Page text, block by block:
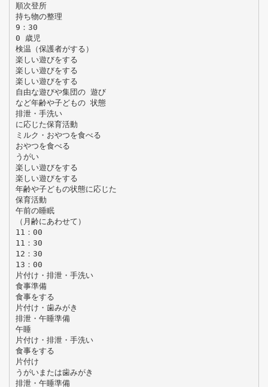
順次登所
持ち物の整理
9：30
0 歳児
検温（保護者がする）
楽しい遊びをする
楽しい遊びをする
楽しい遊びをする
自由な遊びや集団の 遊び
など年齢や子どもの 状態
排泄・手洗い
に応じた保育活動
ミルク・おやつを食べる
おやつを食べる
うがい
楽しい遊びをする
楽しい遊びをする
年齢や子どもの状態に応じた
保育活動
午前の睡眠
（月齢にあわせて）
11：00
11：30
12：30
13：00
片付け・排泄・手洗い
食事準備
食事をする
片付け・歯みがき
排泄・午睡準備
午睡
片付け・排泄・手洗い
食事をする
片付け
うがいまたは歯みがき
排泄・午睡準備